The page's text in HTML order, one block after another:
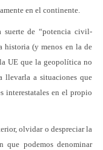
en el continente.
suerte de “potencia civil-
historia (y menos en la de
UE que la geopolítica no
llevarla a situaciones que
interestatales en el propio
olvidar o despreciar la
que podemos denominar